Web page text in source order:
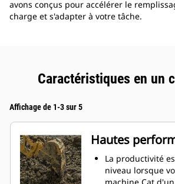
avons conçus pour accélérer le
charge et s'adapter à votre tâche.
Caractéristiques en un
Affichage de 1-3 sur 5
Hautes
La productivité
niveau lorsque